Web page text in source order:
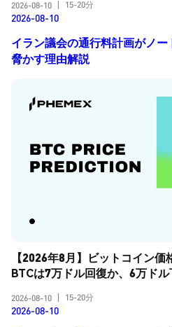
2026-08-10
15-20分
2026-08-10
イラン議会の通行料計画がノ
脅かす理由解説
【2026年8月】ビットコイン価
BTCは7万ドル回復か、6万ド
2026-08-10 15-20分
2026-08-10